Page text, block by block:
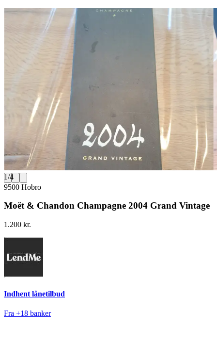
1/4
9500 Hobro
Moët & Chandon Champagne 2004 Grand Vintage
1.200 kr.
Indhent lånetilbud
Fra +18 banker